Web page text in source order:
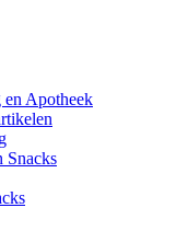
Apotheek
Snacks